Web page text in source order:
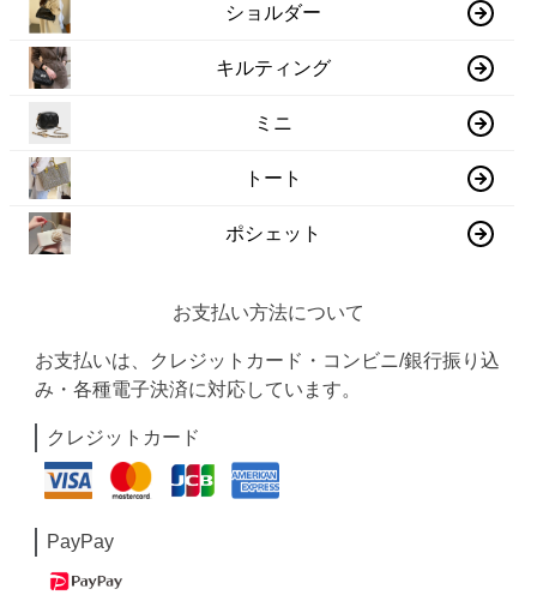
ショルダー
キルティング
ミニ
トート
ポシェット
お支払い方法について
お支払いは、クレジットカード・コンビニ/銀行振り込
み・各種電子決済に対応しています。
クレジットカード
PayPay